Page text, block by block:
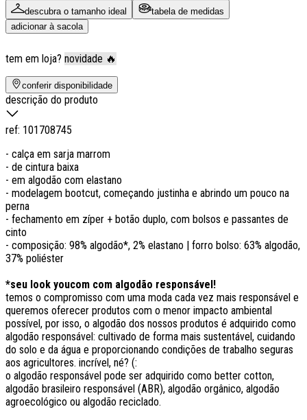
descubra o tamanho ideal
tabela de medidas
adicionar à sacola
tem em loja? novidade 🔥
conferir disponibilidade
descrição do produto
ref: 101708745
- calça em sarja marrom
- de cintura baixa
- em algodão com elastano
- modelagem bootcut, começando justinha e abrindo um pouco na
perna
- fechamento em zíper + botão duplo, com bolsos e passantes de
cinto
- composição: 98% algodão*, 2% elastano | forro bolso: 63% algodão,
37% poliéster
*seu look youcom com algodão responsável!
temos o compromisso com uma moda cada vez mais responsável e
queremos oferecer produtos com o menor impacto ambiental
possível, por isso, o algodão dos nossos produtos é adquirido como
algodão responsável: cultivado de forma mais sustentável, cuidando
do solo e da água e proporcionando condições de trabalho seguras
aos agricultores. incrível, né? (:
o algodão responsável pode ser adquirido como better cotton,
algodão brasileiro responsável (ABR), algodão orgânico, algodão
agroecológico ou algodão reciclado.